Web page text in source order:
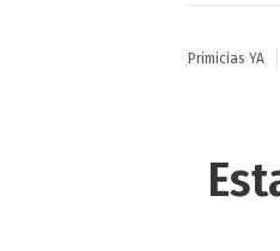
Primicias YA